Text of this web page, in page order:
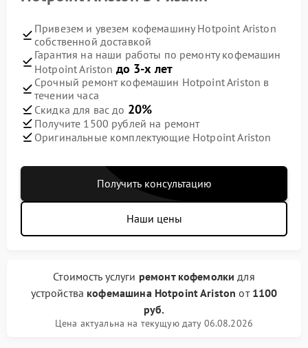
Привезем и увезем кофемашину Hotpoint Ariston
собственной доставкой
Гарантия на наши работы по ремонту кофемашин
Hotpoint Ariston до 3-х лет
Срочный ремонт кофемашин Hotpoint Ariston в
течении часа
Скидка для вас до 20%
Получите 1500 рублей на ремонт
Оригинальные комплектующие Hotpoint Ariston
Получить консультацию
Наши цены
Стоимость услуги ремонт кофемолки для
устройства кофемашина Hotpoint Ariston от 1100
руб.
Цена актуальна на текущую дату 06.08.2026